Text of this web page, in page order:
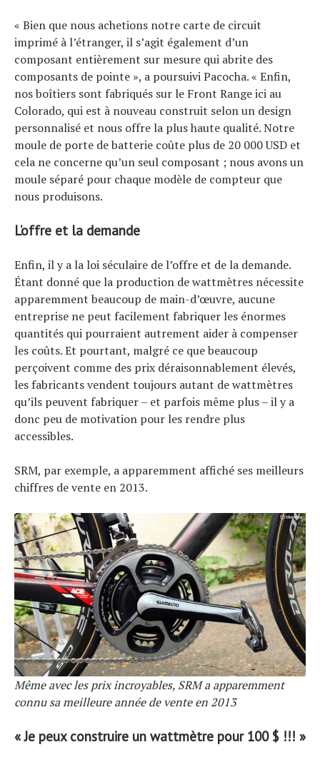
« Bien que nous achetions notre carte de circuit
imprimé à l’étranger, il s’agit également d’un
composant entièrement sur mesure qui abrite des
composants de pointe », a poursuivi Pacocha. « Enfin,
nos boîtiers sont fabriqués sur le Front Range ici au
Colorado, qui est à nouveau construit selon un design
personnalisé et nous offre la plus haute qualité. Notre
moule de porte de batterie coûte plus de 20 000 USD et
cela ne concerne qu’un seul composant ; nous avons un
moule séparé pour chaque modèle de compteur que
nous produisons.
L’offre et la demande
Enfin, il y a la loi séculaire de l’offre et de la demande.
Étant donné que la production de wattmètres nécessite
apparemment beaucoup de main-d’œuvre, aucune
entreprise ne peut facilement fabriquer les énormes
quantités qui pourraient autrement aider à compenser
les coûts. Et pourtant, malgré ce que beaucoup
perçoivent comme des prix déraisonnablement élevés,
les fabricants vendent toujours autant de wattmètres
qu’ils peuvent fabriquer – et parfois même plus – il y a
donc peu de motivation pour les rendre plus
accessibles.
SRM, par exemple, a apparemment affiché ses meilleurs
chiffres de vente en 2013.
Même avec les prix incroyables, SRM a apparemment
connu sa meilleure année de vente en 2013
« Je peux construire un wattmètre pour 100 $ !!! »